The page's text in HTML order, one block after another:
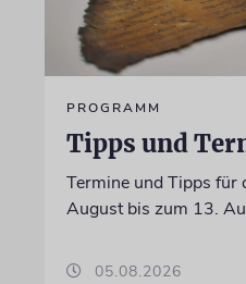
PROGRAMM
Tipps und
Termine und Tipps für
August bis zum 13.
05.08.2026